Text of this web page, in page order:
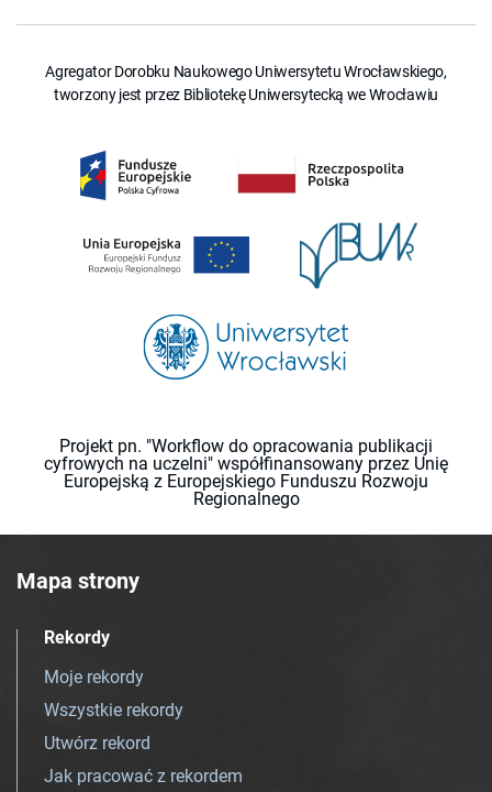
Agregator Dorobku Naukowego Uniwersytetu Wrocławskiego,
tworzony jest przez Bibliotekę Uniwersytecką we Wrocławiu
Projekt pn. "Workflow do opracowania publikacji
cyfrowych na uczelni" współfinansowany przez Unię
Europejską z Europejskiego Funduszu Rozwoju
Regionalnego
Mapa strony
Rekordy
Moje rekordy
Wszystkie rekordy
Utwórz rekord
Jak pracować z rekordem